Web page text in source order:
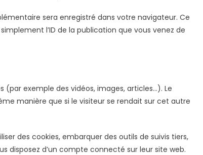
sera enregistré dans votre navigateur. Ce
l’ID de la publication que vous venez de
exemple des vidéos, images, articles…). Le
manière que si le visiteur se rendait sur cet autre
des cookies, embarquer des outils de suivis tiers,
disposez d’un compte connecté sur leur site web.